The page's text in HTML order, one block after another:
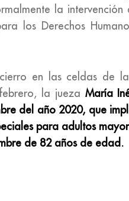
la
los Derechos
en las celdas de
la jueza María
del año 2020, que
para adultos
de 82 años de edad.